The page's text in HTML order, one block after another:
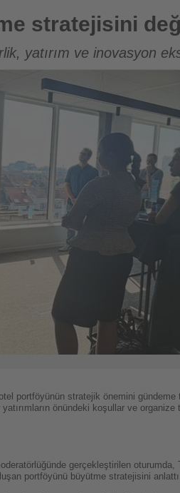
stratejisini
yatırım ve inovasyon
portföyünün stratejik önemini gündeme
önündeki koşullar ve
gerçekleştirilen
portföyünü büyütme stratejisini